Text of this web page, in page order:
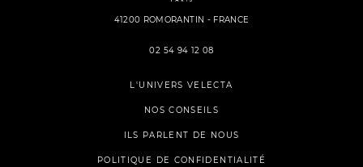
41200 ROMORANTIN - FRANCE
02 54 94 12 08
L'UNIVERS VELECTA
NOS CONSEILS
ILS PARLENT DE NOUS
POLITIQUE DE CONFIDENTIALITÉ